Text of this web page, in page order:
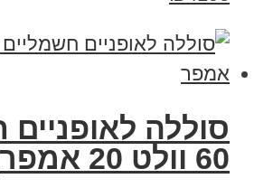
סוללה
60 וולט 20 אמפר